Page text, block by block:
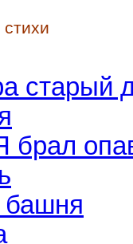
старый
брал
башня